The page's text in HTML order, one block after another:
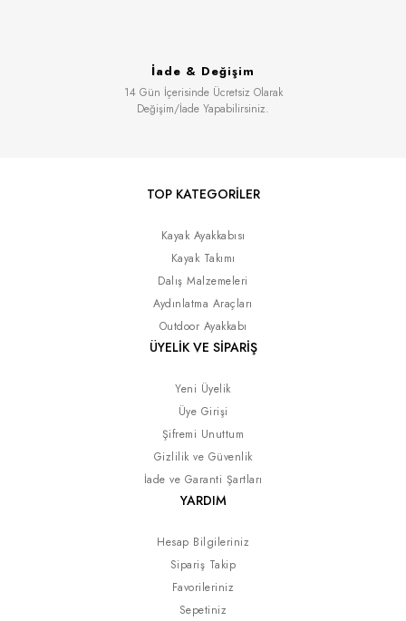
İade & Değişim
14 Gün İçerisinde Ücretsiz Olarak
Değişim/İade Yapabilirsiniz.
TOP KATEGORİLER
Kayak Ayakkabısı
Kayak Takımı
Dalış Malzemeleri
Aydınlatma Araçları
Outdoor Ayakkabı
ÜYELİK VE SİPARİŞ
Yeni Üyelik
Üye Girişi
Şifremi Unuttum
Gizlilik ve Güvenlik
İade ve Garanti Şartları
YARDIM
Hesap Bilgileriniz
Sipariş Takip
Favorileriniz
Sepetiniz